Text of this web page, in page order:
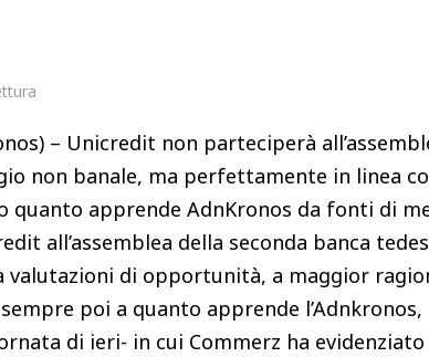
– Unicredit non parteciperà
non banale, ma perfettamente in linea
quanto apprende AdnKronos da fonti di
all’assemblea della seconda banca
valutazioni di opportunità, a maggior
poi a quanto apprende
di ieri- in cui Commerz ha